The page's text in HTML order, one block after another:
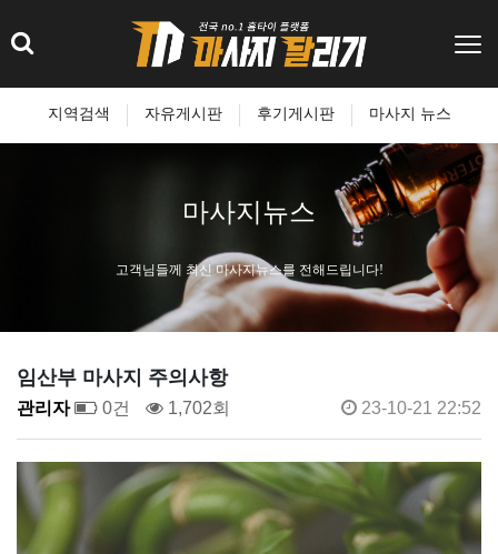
지역검색 자유게시판 후기게시판 마사지 뉴스
마사지뉴스
고객님들께 최신 마사지뉴스를 전해드립니다!
임산부 마사지 주의사항
관리자 0건 1,702회 23-10-21 22:52